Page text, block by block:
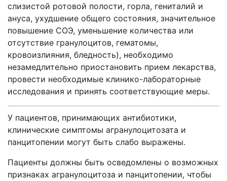
слизистой ротовой полости, горла, гениталий и
ануса, ухудшение общего состояния, значительное
повышение СОЭ, уменьшение количества или
отсутствие гранулоцитов, гематомы,
кровоизлияния, бледность), необходимо
незамедлительно приостановить прием лекарства,
провести необходимые клинико-лабораторные
исследования и принять соответствующие меры.
У пациентов, принимающих антибиотики,
клинические симптомы агранулоцитозата и
панцитопении могут быть слабо выражены.
Пациенты должны быть осведомлены о возможных
признаках агранулоцитоза и панцитопении, чтобы